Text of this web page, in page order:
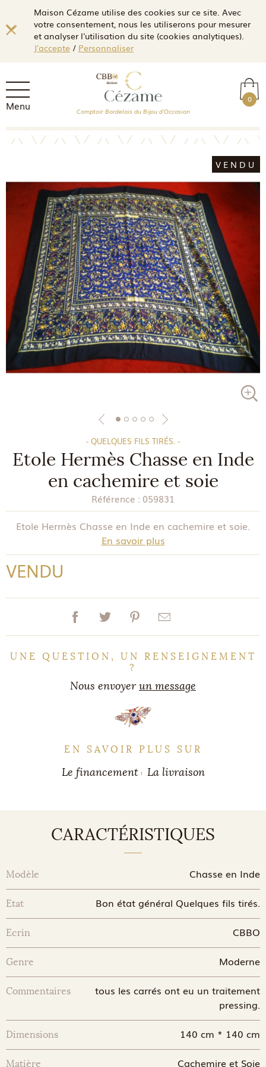
Maison Cézame utilise des cookies sur ce site. Avec
votre consentement, nous les utiliserons pour mesurer
et analyser l'utilisation du site (cookies analytiques).
J'accepte/ Personnaliser
Menu 0
Comptoir Bordelais du Bijou d'Occasion
VENDU
- QUELQUES FILS TIRÉS. -
Etole Hermès Chasse en Inde
en cachemire et soie
Référence : 059831
Etole Hermès Chasse en Inde en cachemire et soie.
En savoir plus
VENDU
UNE QUESTION, UN RENSEIGNEMENT
?
Nous envoyerun message
EN SAVOIR PLUS SUR
Le financement La livraison
CARACTÉRISTIQUES
Modèle Chasse en Inde
Etat Bon état général Quelques fils tirés.
Ecrin CBBO
Genre Moderne
Commentaires
tous les carrés ont eu un traitement
pressing.
Dimensions 140 cm * 140 cm
Matière Cachemire et Soie